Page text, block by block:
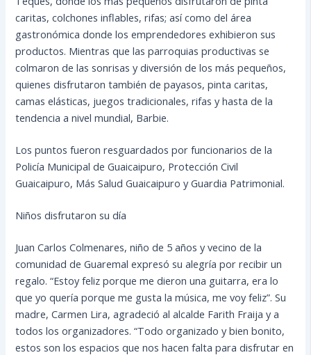
caritas, colchones inflables, rifas; así como del área
gastronómica donde los emprendedores exhibieron sus
productos. Mientras que las parroquias productivas se
colmaron de las sonrisas y diversión de los más pequeños,
quienes disfrutaron también de payasos, pinta caritas,
camas elásticas, juegos tradicionales, rifas y hasta de la
tendencia a nivel mundial, Barbie.
Los puntos fueron resguardados por funcionarios de la
Policía Municipal de Guaicaipuro, Protección Civil
Guaicaipuro, Más Salud Guaicaipuro y Guardia Patrimonial.
Niños disfrutaron su día
Juan Carlos Colmenares, niño de 5 años y vecino de la
comunidad de Guaremal expresó su alegría por recibir un
regalo. “Estoy feliz porque me dieron una guitarra, era lo
que yo quería porque me gusta la música, me voy feliz”. Su
madre, Carmen Lira, agradeció al alcalde Farith Fraija y a
todos los organizadores. “Todo organizado y bien bonito,
estos son los espacios que nos hacen falta para disfrutar en